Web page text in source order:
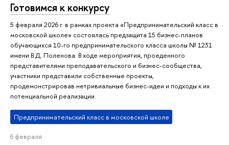
Готовимся к конкурсу
5 февраля 2026 г. в рамках проекта «Предпринимательский класс в
московской школе» состоялась предзащита 15 бизнес-планов
обучающихся 10-го предпринимательского класса школы № 1231
имени В.Д. Поленова. В ходе мероприятия, проеденного
представителями преподавательского и бизнес-сообщества,
участники представили собственные проекты,
продемонстрировав нетривиальные бизнес-идеи и подходы к их
потенциальной реализации.
Предпринимательский класс в московской школе
6 февраля